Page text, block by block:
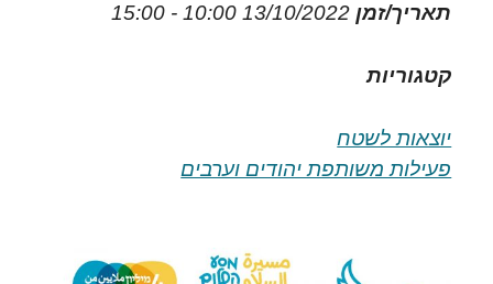
תאריך/זמן13/10/2022
10:00 - 15:00
קטגוריות
יוצאות לשטח
פעילות משותפת יהודים וערבים